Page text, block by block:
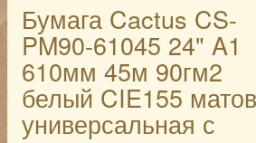
Бумага Cactus CS-
PM90-61045 24" A1
610мм 45м 90гм2
белый CIE155
универсальная с